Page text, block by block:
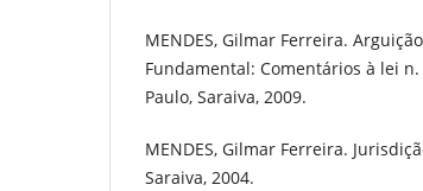
MENDES, Gilmar Ferreira.
Fundamental: Comentários à lei n.
Paulo, Saraiva, 2009.
MENDES, Gilmar Ferreira.
Saraiva, 2004.